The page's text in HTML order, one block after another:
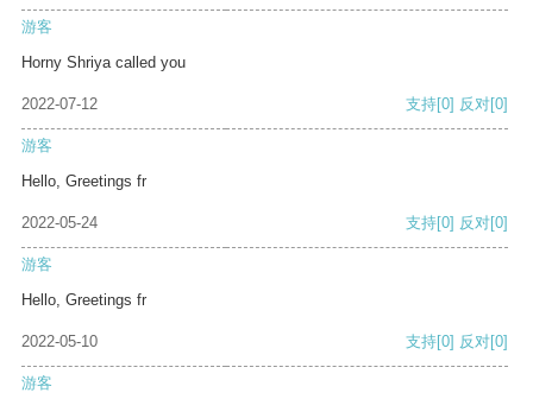
游客
Horny Shriya called you
2022-07-12 支持[0] 反对[0]
游客
Hello, Greetings fr
2022-05-24 支持[0] 反对[0]
游客
Hello, Greetings fr
2022-05-10 支持[0] 反对[0]
游客